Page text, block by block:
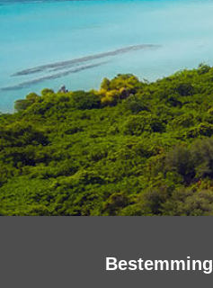
Bestemming